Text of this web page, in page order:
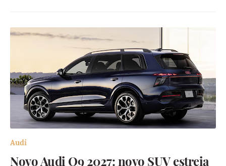
Audi
Novo Audi Q9 2027: novo SUV estreia